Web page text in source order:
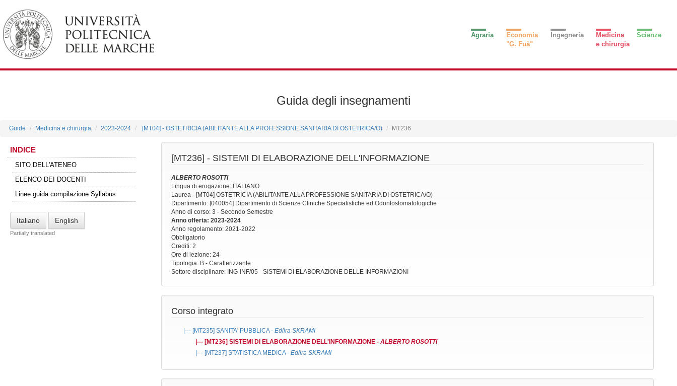
Agraria
Economia
"G. Fuà"
Ingegneria
Medicina
e chirurgia
Scienze
Guida degli insegnamenti
Guide Medicina e chirurgia 2023-2024 [MT04] - OSTETRICIA (ABILITANTE ALLA PROFESSIONE SANITARIA DI OSTETRICA/O) MT236
INDICE
SITO DELL'ATENEO
ELENCO DEI DOCENTI
Linee guida compilazione Syllabus
Italiano English
Partially translated
[MT236] - SISTEMI DI ELABORAZIONE DELL'INFORMAZIONE
ALBERTO ROSOTTI
Lingua di erogazione: ITALIANO
Laurea - [MT04] OSTETRICIA (ABILITANTE ALLA PROFESSIONE SANITARIA DI OSTETRICA/O)
Dipartimento: [040054] Dipartimento di Scienze Cliniche Specialistiche ed Odontostomatologiche
Anno di corso: 3 - Secondo Semestre
Anno offerta: 2023-2024
Anno regolamento: 2021-2022
Obbligatorio
Crediti: 2
Ore di lezione: 24
Tipologia: B - Caratterizzante
Settore disciplinare: ING-INF/05 - SISTEMI DI ELABORAZIONE DELLE INFORMAZIONI
Corso integrato
|--- [MT235] SANITA' PUBBLICA- Edlira SKRAMI
|--- [MT236] SISTEMI DI ELABORAZIONE DELL'INFORMAZIONE - ALBERTO ROSOTTI
|--- [MT237] STATISTICA MEDICA- Edlira SKRAMI